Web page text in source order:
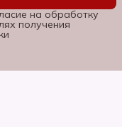
на обработку
получения